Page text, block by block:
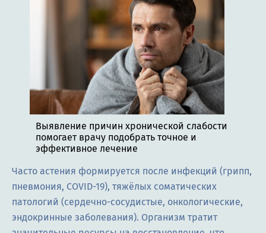
Выявление причин хронической слабости
помогает врачу подобрать точное и
эффективное лечение
Часто астения формируется после инфекций (грипп,
пневмония, COVID-19), тяжёлых соматических
патологий (сердечно-сосудистые, онкологические,
эндокринные заболевания). Организм тратит